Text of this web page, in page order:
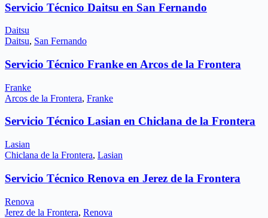
Servicio Técnico Daitsu en San Fernando
Daitsu
Daitsu, San Fernando
Servicio Técnico Franke en Arcos de la Frontera
Franke
Arcos de la Frontera, Franke
Servicio Técnico Lasian en Chiclana de la Frontera
Lasian
Chiclana de la Frontera, Lasian
Servicio Técnico Renova en Jerez de la Frontera
Renova
Jerez de la Frontera, Renova